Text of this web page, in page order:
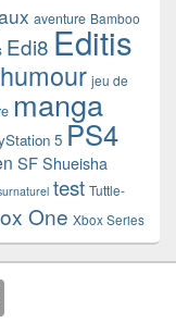
aventure Bamboo
Edi8 Editis
humour jeu de
manga
5 PS4
SF Shueisha
test Tuttle-
One Xbox Series